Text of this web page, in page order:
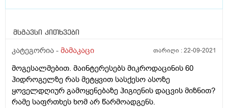
მსგავსი კითხვები
კატეგორია - მამაკაცი თარიღი :22-09-2021
მოგესალმებით. მაინტერესებს მიკროდაცინის 60
ჰიდროგელზე რას მეტყვით სასქესო ასოზე
ყოველდღიურ გამოყენებაზე ჰიგიენის დაცვის მიზნით?
რამე საფრთხეს ხომ არ წარმოადგენს.